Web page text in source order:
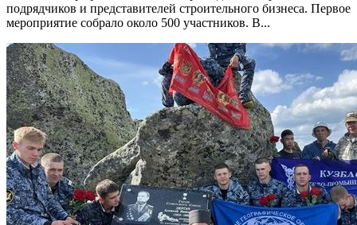
подрядчиков и представителей строительного бизнеса. Первое
мероприятие собрало около 500 участников. В...